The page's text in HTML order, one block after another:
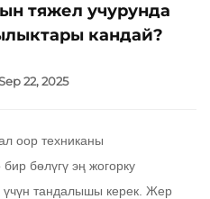
тяжел учурунда
кандай?
22, 2025
оор техниканы
бөлүгү эң жогорку
үчүн тандалышы керек. Жер